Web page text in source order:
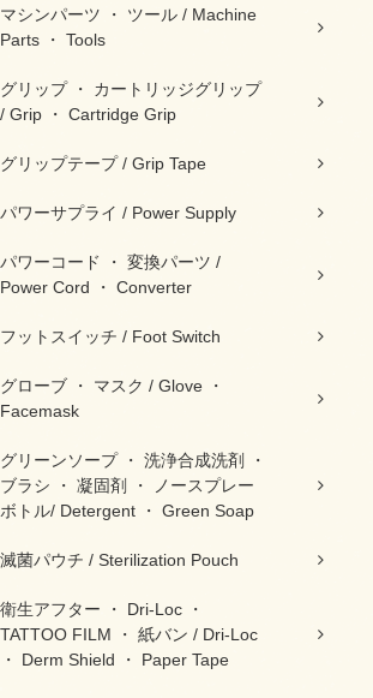
マシンパーツ ・ ツール / Machine
Parts ・ Tools
グリップ ・ カートリッジグリップ
/ Grip ・ Cartridge Grip
グリップテープ / Grip Tape
パワーサプライ / Power Supply
パワーコード ・ 変換パーツ /
Power Cord ・ Converter
フットスイッチ / Foot Switch
グローブ ・ マスク / Glove ・
Facemask
グリーンソープ ・ 洗浄合成洗剤 ・
ブラシ ・ 凝固剤 ・ ノースプレー
ボトル/ Detergent ・ Green Soap
滅菌パウチ / Sterilization Pouch
衛生アフター ・ Dri-Loc ・
TATTOO FILM ・ 紙バン / Dri-Loc
・ Derm Shield ・ Paper Tape